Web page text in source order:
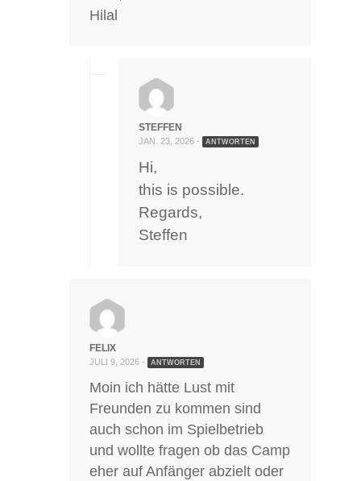
Hilal
STEFFEN
JAN. 23, 2026 - ANTWORTEN
Hi,
this is possible.
Regards,
Steffen
FELIX
JULI 9, 2026 - ANTWORTEN
Moin ich hätte Lust mit
Freunden zu kommen sind
auch schon im Spielbetrieb
und wollte fragen ob das Camp
eher auf Anfänger abzielt oder